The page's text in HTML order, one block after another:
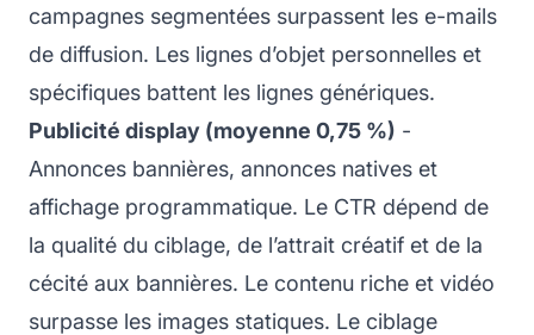
campagnes segmentées surpassent les e-mails
de diffusion. Les lignes d’objet personnelles et
spécifiques battent les lignes génériques.
Publicité display (moyenne 0,75 %) -
Annonces bannières, annonces natives et
affichage programmatique. Le CTR dépend de
la qualité du ciblage, de l’attrait créatif et de la
cécité aux bannières. Le contenu riche et vidéo
surpasse les images statiques. Le ciblage